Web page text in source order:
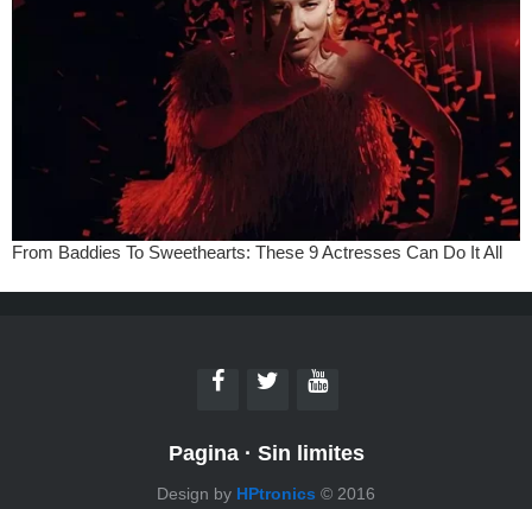
Pagina· Sin limites
Design by HPtronics © 2016